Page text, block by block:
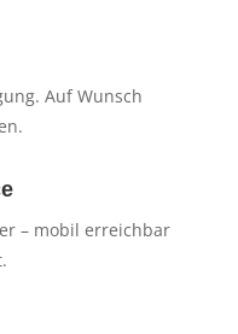
Auf Wunsch
– mobil erreichbar